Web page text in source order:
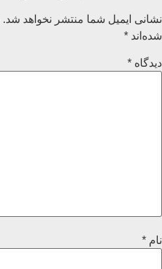
نشانی ایمیل شما منتشر نخواهد شد.
شده‌اند *
دیدگاه *
نام *